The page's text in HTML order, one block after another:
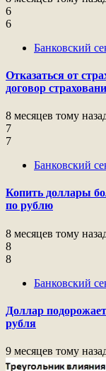
6
6
Банковский
Отказаться от
договор
8 месяцев тому
7
7
Банковский
Копить доллары
по рублю
8 месяцев тому
8
8
Банковский
Доллар
рубля
9 месяцев тому